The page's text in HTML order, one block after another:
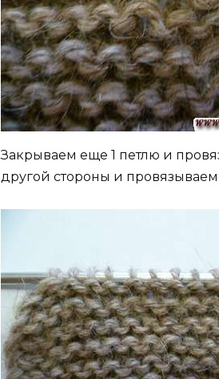
Закрываем еще 1 петлю и
другой стороны и